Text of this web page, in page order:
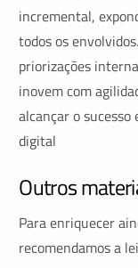
incremental,
todos os
priorizações
inovem com
alcançar o
digital
Outros
Para enriquecer
recomendamos a